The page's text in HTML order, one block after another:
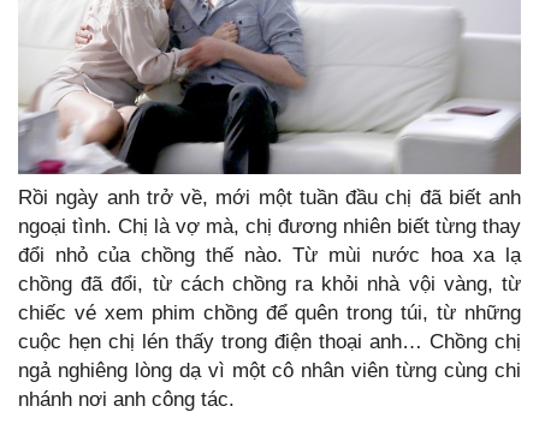
Rồi ngày anh trở về, mới một tuần đầu chị đã biết anh
ngoại tình. Chị là vợ mà, chị đương nhiên biết từng thay
đổi nhỏ của chồng thế nào. Từ mùi nước hoa xa lạ
chồng đã đổi, từ cách chồng ra khỏi nhà vội vàng, từ
chiếc vé xem phim chồng để quên trong túi, từ những
cuộc hẹn chị lén thấy trong điện thoại anh… Chồng chị
ngả nghiêng lòng dạ vì một cô nhân viên từng cùng chi
nhánh nơi anh công tác.